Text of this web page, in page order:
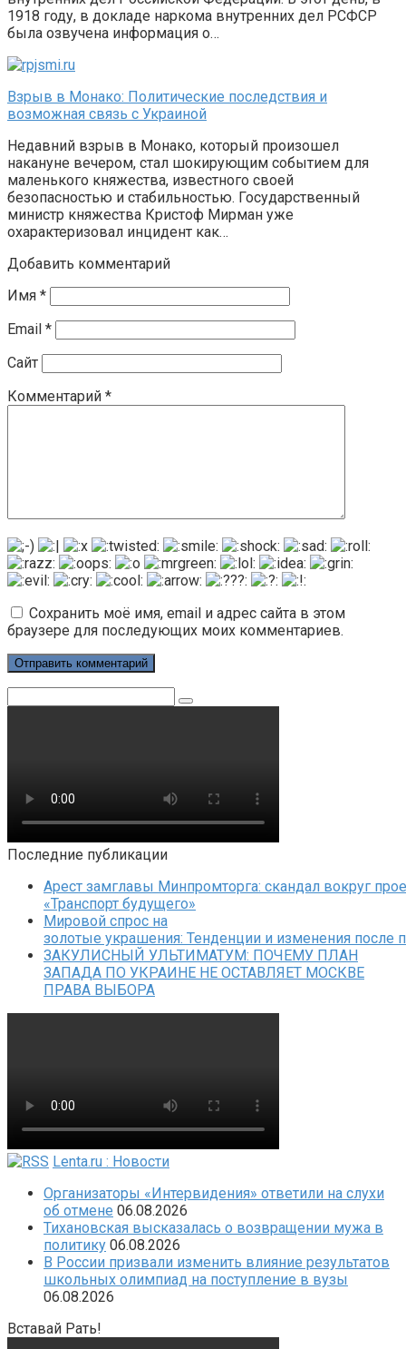
1918 году, в докладе наркома внутренних дел РСФСР
была озвучена информация о…
Взрыв в Монако: Политические последствия и
возможная связь с Украиной
Недавний взрыв в Монако, который произошел
накануне вечером, стал шокирующим событием для
маленького княжества, известного своей
безопасностью и стабильностью. Государственный
министр княжества Кристоф Мирман уже
охарактеризовал инцидент как…
Добавить комментарий
Имя *
Email *
Сайт
Комментарий *
Сохранить моё имя, email и адрес сайта в этом
браузере для последующих моих комментариев.
Последние публикации
Арест замглавы Минпромторга: скандал вокруг
«Транспорт будущего»
Мировой спрос на
золотые украшения: Тенденции и изменения после
ЗАКУЛИСНЫЙ УЛЬТИМАТУМ: ПОЧЕМУ ПЛАН
ЗАПАДА ПО УКРАИНЕ НЕ ОСТАВЛЯЕТ МОСКВЕ
ПРАВА ВЫБОРА
Lenta.ru : Новости
Организаторы «Интервидения» ответили на слухи
об отмене 06.08.2026
Тихановская высказалась о возвращении мужа в
политику 06.08.2026
В России призвали изменить влияние результатов
школьных олимпиад на поступление в вузы
06.08.2026
Вставай Рать!